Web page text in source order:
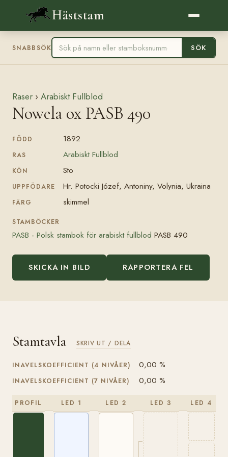
Häststam
SNABBSÖK SÖK
Raser › Arabiskt Fullblod
Nowela ox PASB 490
FÖDD 1892
RAS Arabiskt Fullblod
KÖN Sto
UPPFÖDARE Hr. Potocki Józef, Antoniny, Volynia, Ukraina
FÄRG skimmel
STAMBÖCKER
PASB - Polsk stambok för arabiskt fullblod PASB 490
SKICKA IN BILD RAPPORTERA FEL
Stamtavla SKRIV UT / DELA
INAVELSKOEFFICIENT (4 NIVÅER) 0,00 %
INAVELSKOEFFICIENT (7 NIVÅER) 0,00 %
PROFIL LED 1 LED 2 LED 3 LED 4